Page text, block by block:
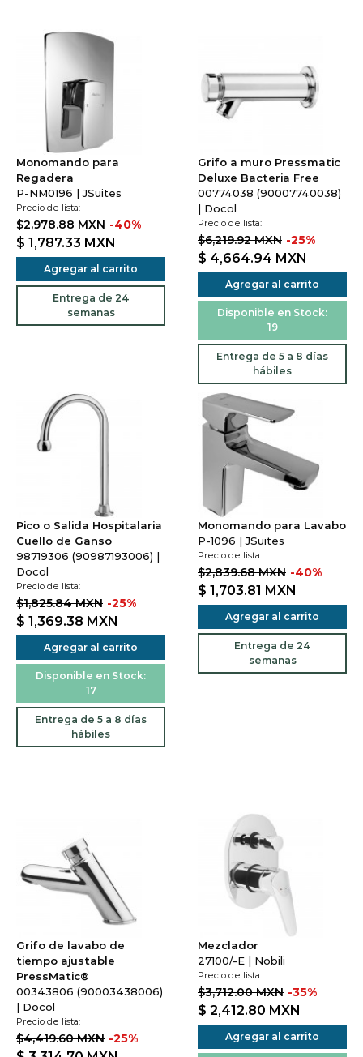
Monomando para
Regadera
P-NM0196 | JSuites
Precio de lista:
$2,978.88 MXN -40%
$ 1,787.33 MXN
Agregar al carrito
Entrega de 24
semanas
Grifo a muro Pressmatic
Deluxe Bacteria Free
00774038 (90007740038)
| Docol
Precio de lista:
$6,219.92 MXN -25%
$ 4,664.94 MXN
Agregar al carrito
Disponible en Stock:
19
Entrega de 5 a 8 días
hábiles
Pico o Salida Hospitalaria
Cuello de Ganso
98719306 (90987193006) |
Docol
Precio de lista:
$1,825.84 MXN -25%
$ 1,369.38 MXN
Agregar al carrito
Disponible en Stock:
17
Entrega de 5 a 8 días
hábiles
Monomando para Lavabo
P-1096 | JSuites
Precio de lista:
$2,839.68 MXN -40%
$ 1,703.81 MXN
Agregar al carrito
Entrega de 24
semanas
Grifo de lavabo de
tiempo ajustable
PressMatic®
00343806 (90003438006)
| Docol
Precio de lista:
$4,419.60 MXN -25%
Mezclador
27100/-E | Nobili
Precio de lista:
$3,712.00 MXN -35%
$ 2,412.80 MXN
Agregar al carrito